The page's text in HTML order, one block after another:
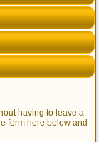
having to leave a
form here below and